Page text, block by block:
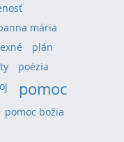
mária
plán
poézia
pomoc
pomoc božia